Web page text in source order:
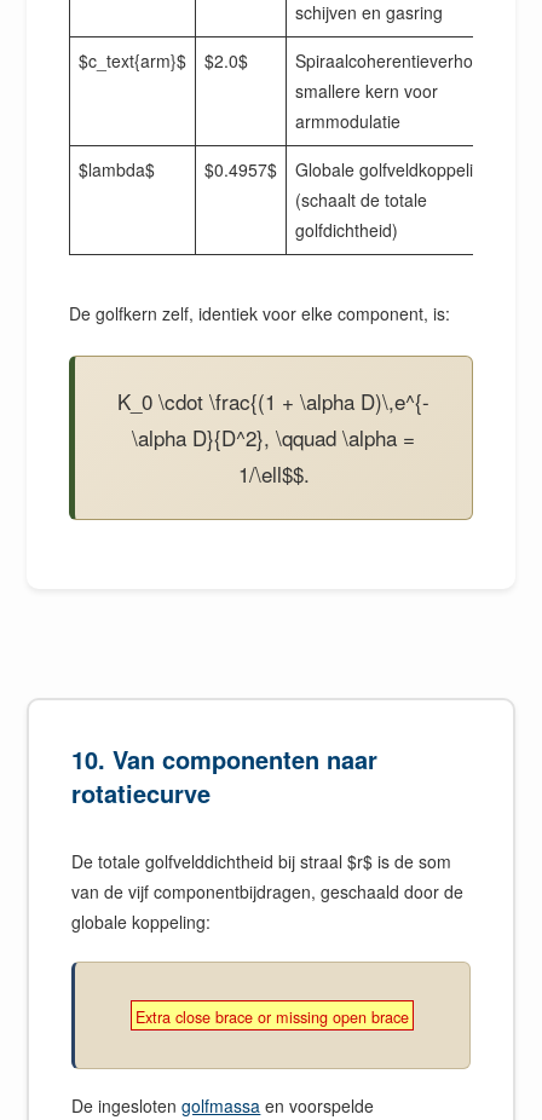
schijven en gasring
$c_text{arm}$
$2.0$
Spiraalcoherentieverhouding:
smallere kern voor
armmodulatie
$lambda$
$0.4957$
Globale golfveldkoppeling
(schaalt de totale
golfdichtheid)
De golfkern zelf, identiek voor elke component, is:
K_0 \cdot \frac{(1 + \alpha D)\,e^{-
\alpha D}{D^2}, \qquad \alpha =
1/\ell$$.
10. Van componenten naar
rotatiecurve
De totale golfvelddichtheid bij straal $r$ is de som
van de vijf componentbijdragen, geschaald door de
globale koppeling:
Extra close brace or missing open brace
De ingeslotengolfmassa en voorspelde